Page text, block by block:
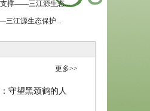
支撑——三江源生态...
三江源生态保护...